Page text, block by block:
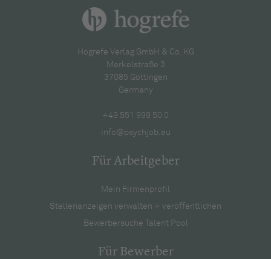
Hogrefe Verlag GmbH & Co. KG
Merkelstraße 3
37085 Göttingen
Germany
+49 551 999 50 0
info@psychjob.eu
Für Arbeitgeber
Mein Firmenprofil
Stellenanzeigen verwalten + veröffentlichen
Bewerbersuche Talent Pool
Für Bewerber